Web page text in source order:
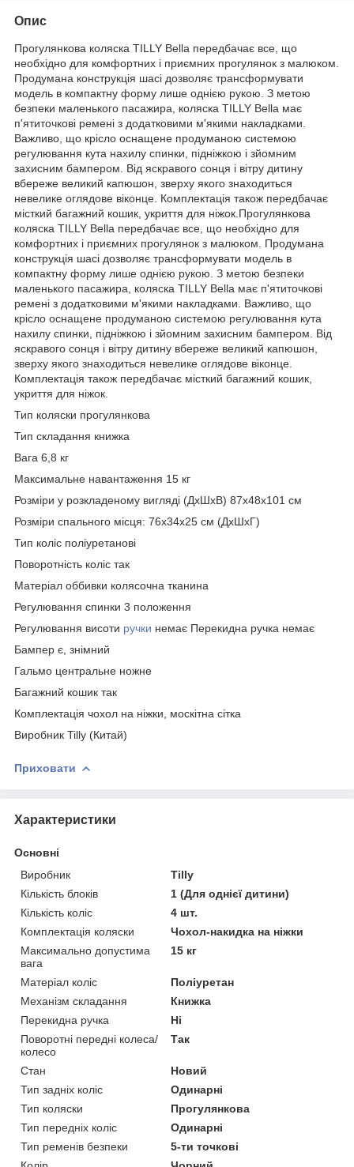
Опис
Прогулянкова коляска TILLY Bella передбачає все, що
необхідно для комфортних і приємних прогулянок з малюком.
Продумана конструкція шасі дозволяє трансформувати
модель в компактну форму лише однією рукою. З метою
безпеки маленького пасажира, коляска TILLY Bella має
п'ятиточкові ремені з додатковими м'якими накладками.
Важливо, що крісло оснащене продуманою системою
регулювання кута нахилу спинки, підніжкою і зйомним
захисним бампером. Від яскравого сонця і вітру дитину
вбереже великий капюшон, зверху якого знаходиться
невелике оглядове віконце. Комплектація також передбачає
місткий багажний кошик, укриття для ніжок.Прогулянкова
коляска TILLY Bella передбачає все, що необхідно для
комфортних і приємних прогулянок з малюком. Продумана
конструкція шасі дозволяє трансформувати модель в
компактну форму лише однією рукою. З метою безпеки
маленького пасажира, коляска TILLY Bella має п'ятиточкові
ремені з додатковими м'якими накладками. Важливо, що
крісло оснащене продуманою системою регулювання кута
нахилу спинки, підніжкою і зйомним захисним бампером. Від
яскравого сонця і вітру дитину вбереже великий капюшон,
зверху якого знаходиться невелике оглядове віконце.
Комплектація також передбачає місткий багажний кошик,
укриття для ніжок.
Тип коляски прогулянкова
Тип складання книжка
Вага 6,8 кг
Максимальне навантаження 15 кг
Розміри у розкладеному вигляді (ДхШхВ) 87x48x101 см
Розміри спального місця: 76x34x25 см (ДхШхГ)
Тип коліс поліуретанові
Поворотність коліс так
Матеріал оббивки колясочна тканина
Регулювання спинки 3 положення
Регулювання висоти ручки немає Перекидна ручка немає
Бампер є, знімний
Гальмо центральне ножне
Багажний кошик так
Комплектація чохол на ніжки, москітна сітка
Виробник Tilly (Китай)
Приховати
Характеристики
Основні
Виробник
Tilly
Кількість блоків
1 (Для однієї дитини)
Кількість коліс
4 шт.
Комплектація коляски
Чохол-накидка на ніжки
Максимально допустима
вага
15 кг
Матеріал коліс
Поліуретан
Механізм складання
Книжка
Перекидна ручка
Ні
Поворотні передні колеса/
колесо
Так
Стан
Новий
Тип задніх коліс
Одинарні
Тип коляски
Прогулянкова
Тип передніх коліс
Одинарні
Тип ременів безпеки
5-ти точкові